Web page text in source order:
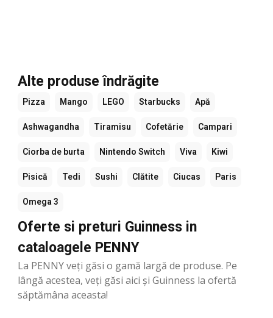
Alte produse îndrăgite
Pizza Mango LEGO Starbucks Apă
Ashwagandha Tiramisu Cofetărie Campari
Ciorba de burta Nintendo Switch Viva Kiwi
Pisică Tedi Sushi Clătite Ciucas Paris
Omega 3
Oferte si preturi Guinness in
cataloagele PENNY
La PENNY veți găsi o gamă largă de produse. Pe
lângă acestea, veți găsi aici și Guinness la ofertă
săptămâna aceasta!